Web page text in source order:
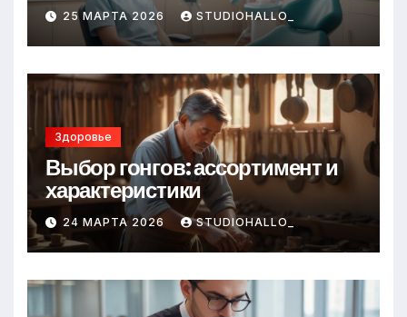
25 МАРТА 2026 STUDIOHALLO_
Здоровье
Выбор гонгов: ассортимент и
характеристики
24 МАРТА 2026 STUDIOHALLO_